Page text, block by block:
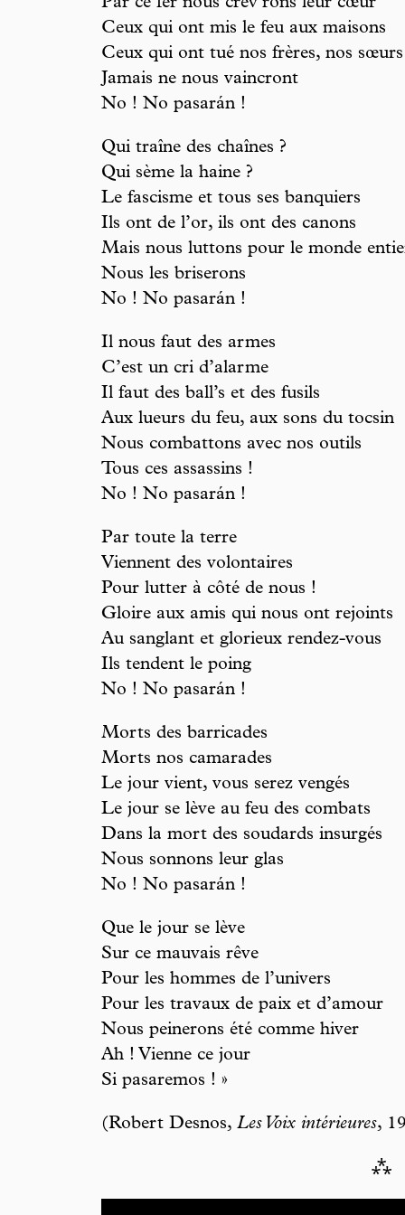
Par ce fer nous crèv’rons leur cœur
Ceux qui ont mis le feu aux maisons
Ceux qui ont tué nos frères, nos sœurs
Jamais ne nous vaincront
No ! No pasarán !
Qui traîne des chaînes ?
Qui sème la haine ?
Le fascisme et tous ses banquiers
Ils ont de l’or, ils ont des canons
Mais nous luttons pour le monde
Nous les briserons
No ! No pasarán !
Il nous faut des armes
C’est un cri d’alarme
Il faut des ball’s et des fusils
Aux lueurs du feu, aux sons du tocsin
Nous combattons avec nos outils
Tous ces assassins !
No ! No pasarán !
Par toute la terre
Viennent des volontaires
Pour lutter à côté de nous !
Gloire aux amis qui nous ont rejoints
Au sanglant et glorieux rendez-vous
Ils tendent le poing
No ! No pasarán !
Morts des barricades
Morts nos camarades
Le jour vient, vous serez vengés
Le jour se lève au feu des combats
Dans la mort des soudards insurgés
Nous sonnons leur glas
No ! No pasarán !
Que le jour se lève
Sur ce mauvais rêve
Pour les hommes de l’univers
Pour les travaux de paix et d’amour
Nous peinerons été comme hiver
Ah ! Vienne ce jour
Si pasaremos ! »
(Robert Desnos, Les Voix intérieures,
⁂